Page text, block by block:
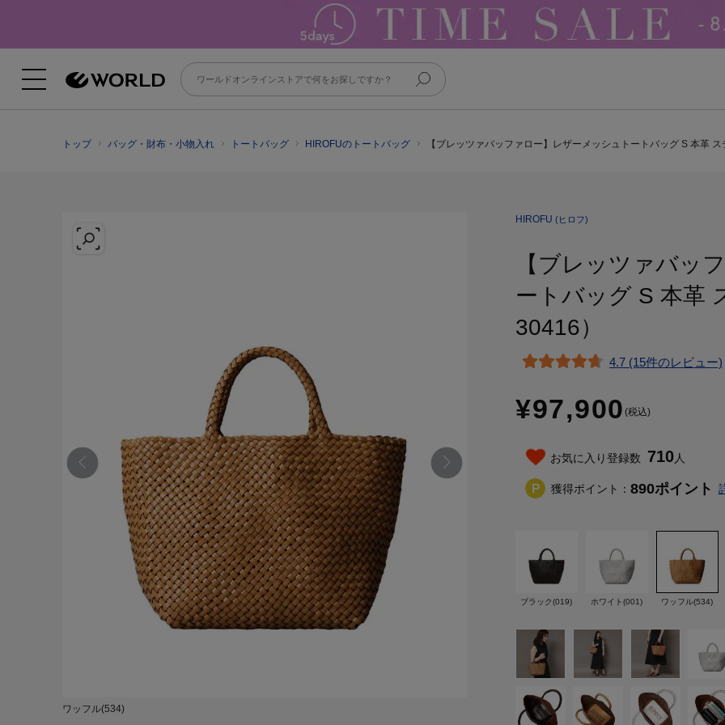
トップ バッグ・財布・小物入れ トートバッグ HIROFUのトートバッグ 【ブレッツァバッファロー】レザーメッシュトートバッグ S 本革
ワッフル(534)
HIROFU (ヒロフ)
【ブレッツァバッ
ートバッグ S 本革
30416）
4.7 (15件のレビュー)
¥97,900 (税込)
お気に入り登録数 710人
獲得ポイント： 890ポイント
ブラック(019) ホワイト(001) ワッフル(534)